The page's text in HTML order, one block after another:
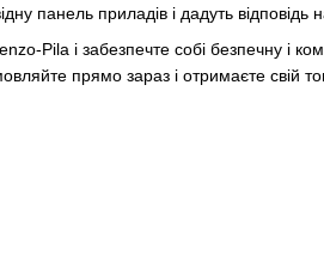
панель приладів і дадуть відповідь
Pila і забезпечте собі безпечну і
прямо зараз і отримаєте свій